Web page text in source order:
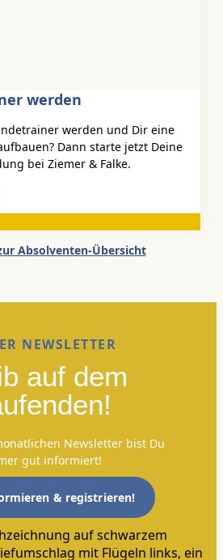
werden
werden und Dir eine
Dann starte jetzt Deine
bei Ziemer & Falke.
Absolventen-Übersicht
NEWSLETTER
auf dem
Newsletter bist Du
gut informiert!
& registrieren!